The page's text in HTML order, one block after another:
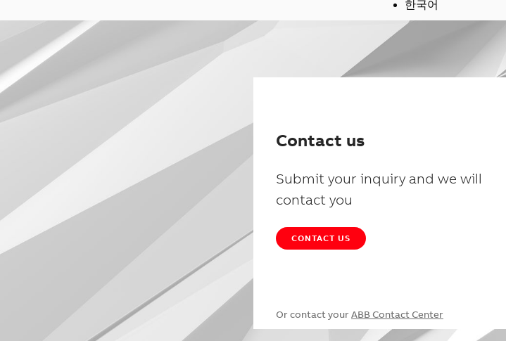
한국어
Contact us
Submit your inquiry and we will
contact you
CONTACT US
Or contact your ABB Contact Center